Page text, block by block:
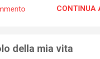
CONTINUA
della mia vita